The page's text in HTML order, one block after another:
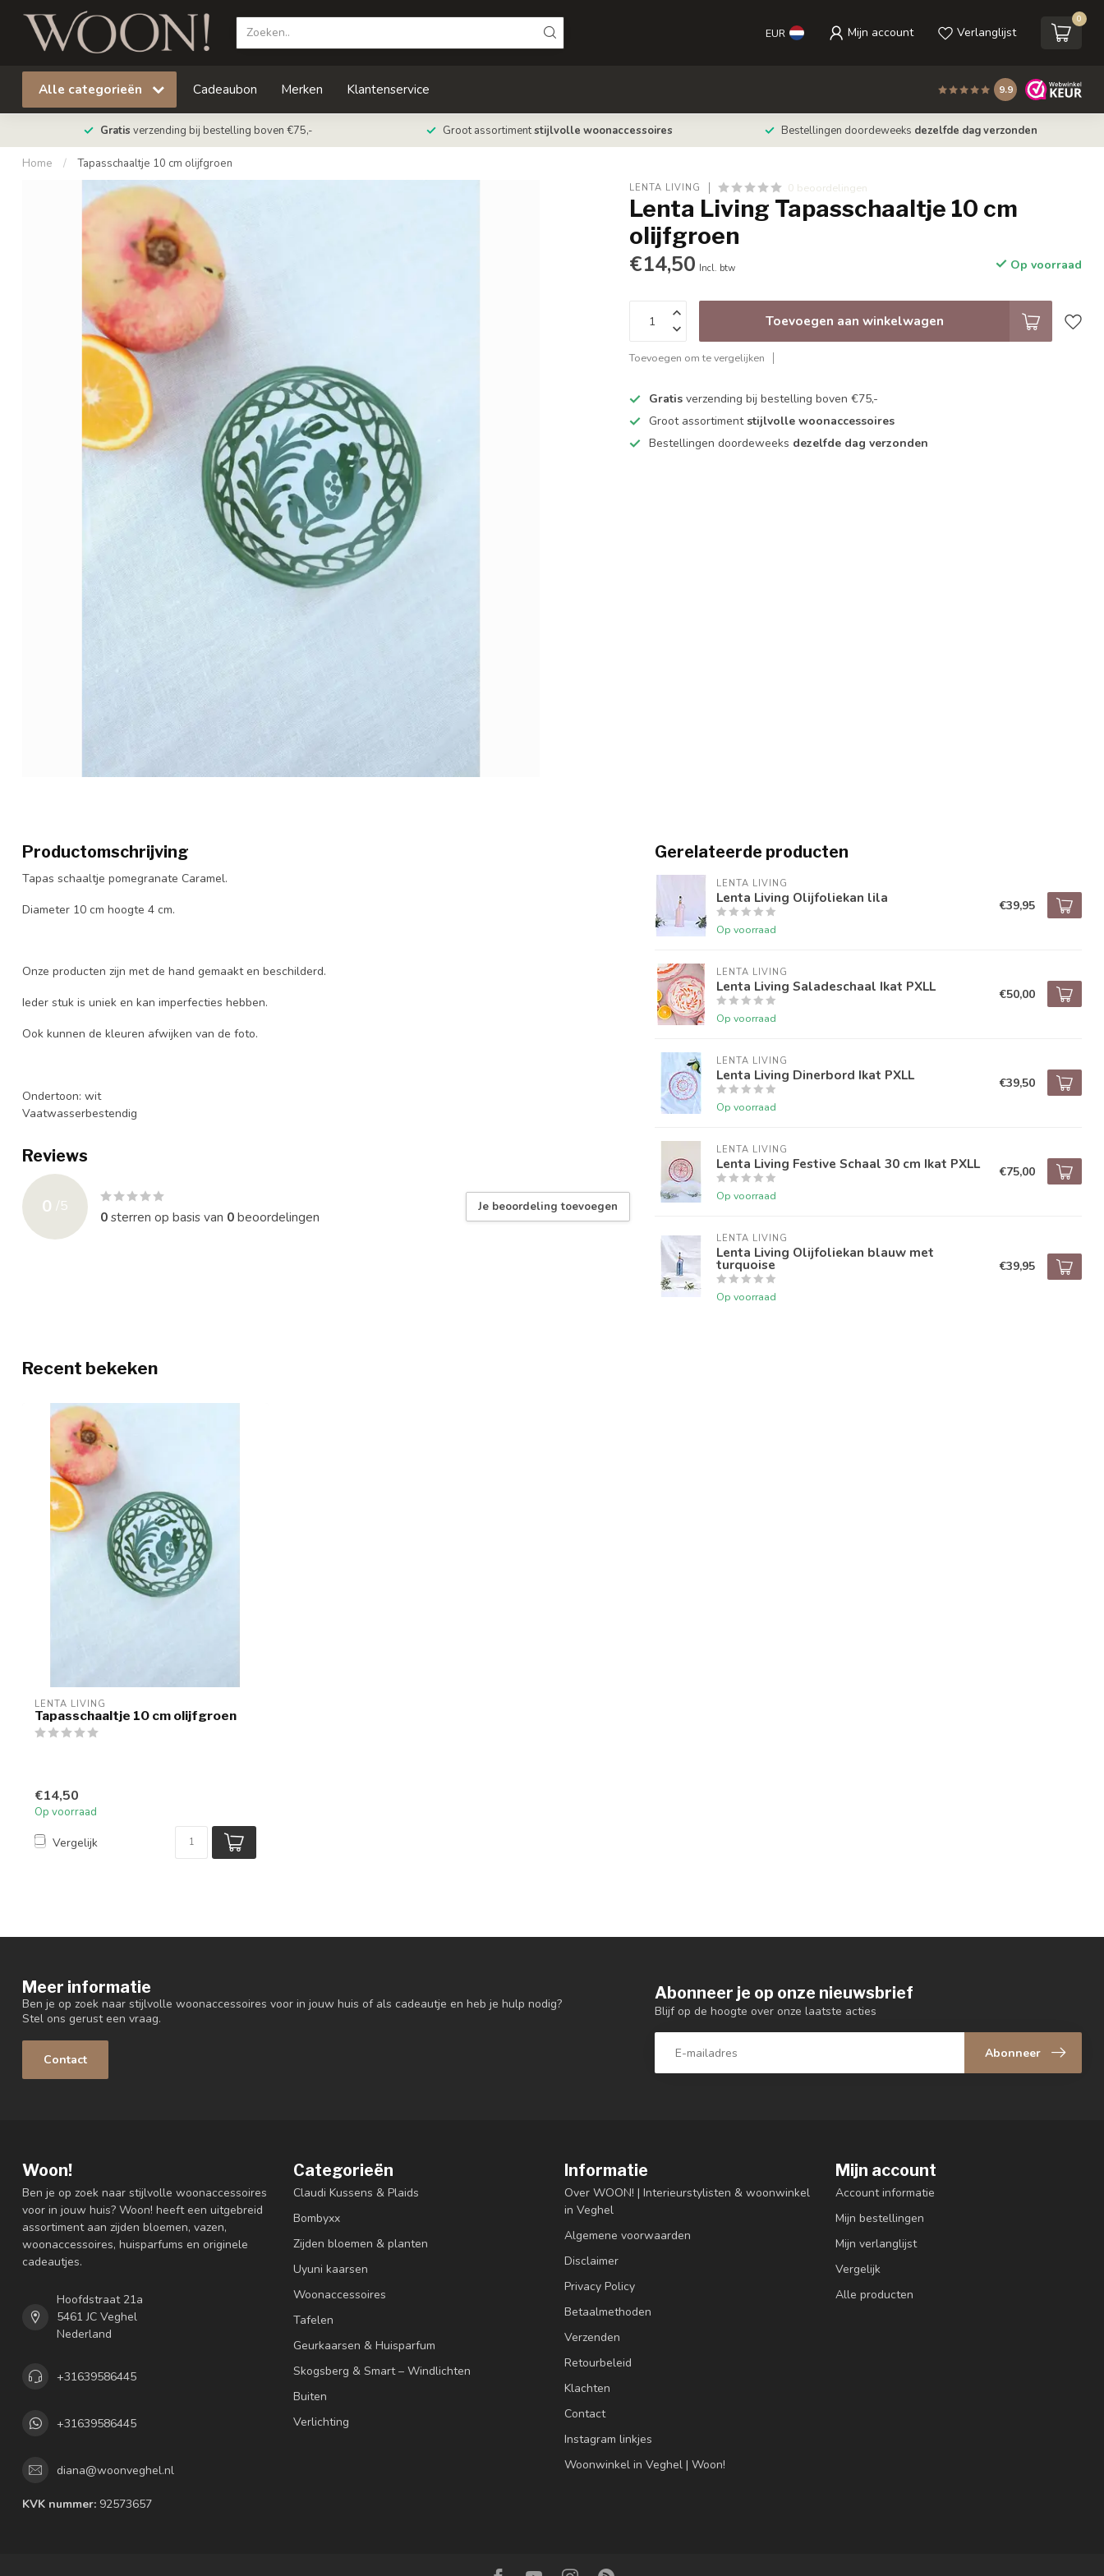
EUR Mijn account Verlanglijst
0
Alle categorieën Cadeaubon Merken Klantenservice 9.9
Gratis verzending bij bestelling boven €75,- Groot assortimentstijlvolle woonaccessoires Bestellingen doordeweeks dezelfde dag verzonden
Home / Tapasschaaltje 10 cm olijfgroen
LENTA LIVING 0 beoordelingen
Lenta Living Tapasschaaltje 10 cm
olijfgroen
€14,50 Incl. btw Op voorraad
Toevoegen aan winkelwagen
Toevoegen om te vergelijken
Gratis verzending bij bestelling boven €75,-
Groot assortiment stijlvolle woonaccessoires
Bestellingen doordeweeks dezelfde dag verzonden
Productomschrijving
Tapas schaaltje pomegranate Caramel.
Diameter 10 cm hoogte 4 cm.
Onze producten zijn met de hand gemaakt en beschilderd.
Ieder stuk is uniek en kan imperfecties hebben.
Ook kunnen de kleuren afwijken van de foto.
Ondertoon: wit
Vaatwasserbestendig
Reviews
0 /5
0sterren op basis van 0beoordelingen
Je beoordeling toevoegen
Gerelateerde producten
LENTA LIVING
Lenta Living Olijfoliekan lila
Op voorraad
€39,95
LENTA LIVING
Lenta Living Saladeschaal Ikat PXLL
Op voorraad
€50,00
LENTA LIVING
Lenta Living Dinerbord Ikat PXLL
Op voorraad
€39,50
LENTA LIVING
Lenta Living Festive Schaal 30 cm Ikat PXLL
Op voorraad
€75,00
LENTA LIVING
Lenta Living Olijfoliekan blauw met
turquoise
Op voorraad
€39,95
Recent bekeken
LENTA LIVING
Tapasschaaltje 10 cm olijfgroen
€14,50
Op voorraad
Vergelijk
Meer informatie
Ben je op zoek naar stijlvolle woonaccessoires voor in jouw huis of als cadeautje en heb je hulp nodig?
Stel ons gerust een vraag.
Contact
Abonneer je op onze nieuwsbrief
Blijf op de hoogte over onze laatste acties
Abonneer
Woon!
Ben je op zoek naar stijlvolle woonaccessoires
voor in jouw huis? Woon! heeft een uitgebreid
assortiment aan zijden bloemen, vazen,
woonaccessoires, huisparfums en originele
cadeautjes.
Hoofdstraat 21a
5461 JC Veghel
Nederland
+31639586445
+31639586445
diana@woonveghel.nl
KVK nummer: 92573657
Categorieën
Claudi Kussens & Plaids
Bombyxx
Zijden bloemen & planten
Uyuni kaarsen
Woonaccessoires
Tafelen
Geurkaarsen & Huisparfum
Skogsberg & Smart – Windlichten
Buiten
Verlichting
Informatie
Over WOON! | Interieurstylisten & woonwinkel
in Veghel
Algemene voorwaarden
Disclaimer
Privacy Policy
Betaalmethoden
Verzenden
Retourbeleid
Klachten
Contact
Instagram linkjes
Woonwinkel in Veghel | Woon!
Mijn account
Account informatie
Mijn bestellingen
Mijn verlanglijst
Vergelijk
Alle producten